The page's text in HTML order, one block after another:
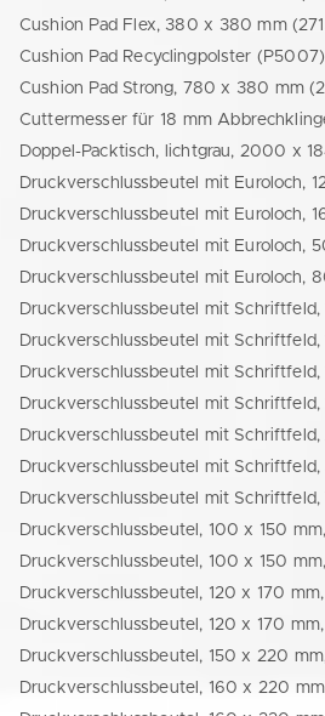
Cushion Pad Flex, 380 x 380 mm
Cushion Pad Recyclingpolster (P5007)
Cushion Pad Strong, 780 x 380 mm
Druckverschlussbeutel mit Euroloch,
Druckverschlussbeutel mit
Druckverschlussbeutel, 100 x 150
Druckverschlussbeutel, 100 x 150
Druckverschlussbeutel, 120 x 170
Druckverschlussbeutel, 120 x 170
Druckverschlussbeutel, 150 x 220
Druckverschlussbeutel, 160 x 220